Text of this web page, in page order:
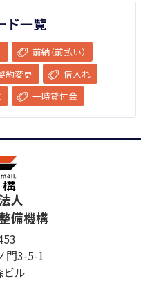
ド一覧
前納（前払い）
約変更
借入れ
一時貸付金
人
備機構
門3-5-1
ル